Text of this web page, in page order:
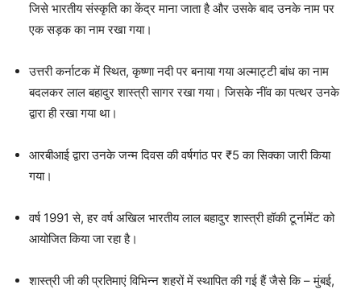
जिसे भारतीय संस्कृति का केंद्र माना जाता है और उसके बाद उनके नाम पर
एक सड़क का नाम रखा गया।
उत्तरी कर्नाटक में स्थित, कृष्णा नदी पर बनाया गया अल्माट्टी बांध का नाम
बदलकर लाल बहादुर शास्त्री सागर रखा गया। जिसके नींव का पत्थर उनके
द्वारा ही रखा गया था।
आरबीआई द्वारा उनके जन्म दिवस की वर्षगांठ पर ₹5 का सिक्का जारी किया
गया।
वर्ष 1991 से, हर वर्ष अखिल भारतीय लाल बहादुर शास्त्री हॉकी टूर्नामेंट को
आयोजित किया जा रहा है।
शास्त्री जी की प्रतिमाएं विभिन्न शहरों में स्थापित की गई हैं जैसे कि – मुंबई,